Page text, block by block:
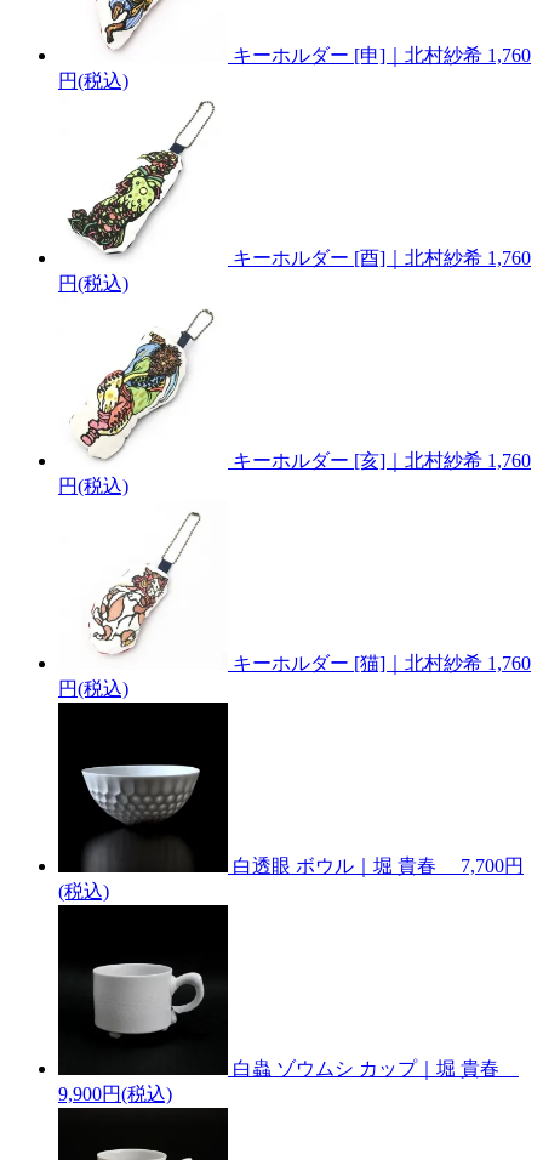
キーホルダー [申]｜北村紗希 1,760
円(税込)
キーホルダー [酉]｜北村紗希 1,760
円(税込)
キーホルダー [亥]｜北村紗希 1,760
円(税込)
キーホルダー [猫]｜北村紗希 1,760
円(税込)
白透眼 ボウル｜堀 貴春
7,700円
(税込)
白蟲 ゾウムシ カップ｜堀 貴春
9,900円(税込)